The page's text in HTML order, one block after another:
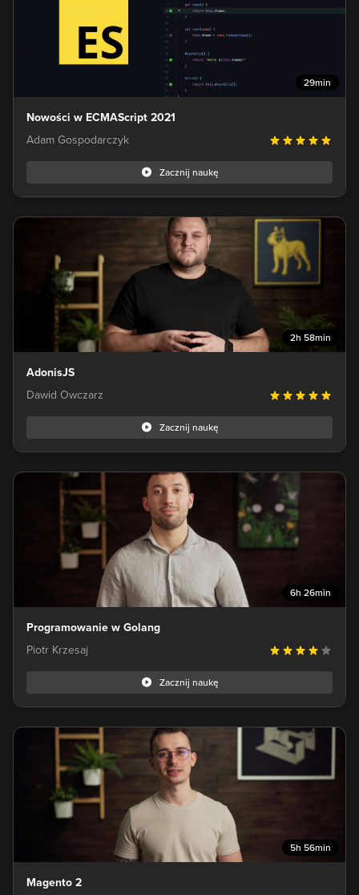
29min
Nowości w ECMAScript 2021
Adam Gospodarczyk
Zacznij naukę
2h 58min
AdonisJS
Dawid Owczarz
Zacznij naukę
6h 26min
Programowanie w Golang
Piotr Krzesaj
Zacznij naukę
5h 56min
Magento 2